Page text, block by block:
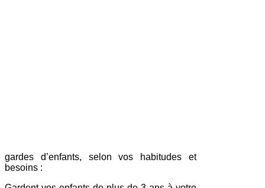
gardes d’enfants, selon vos habitudes et
besoins :